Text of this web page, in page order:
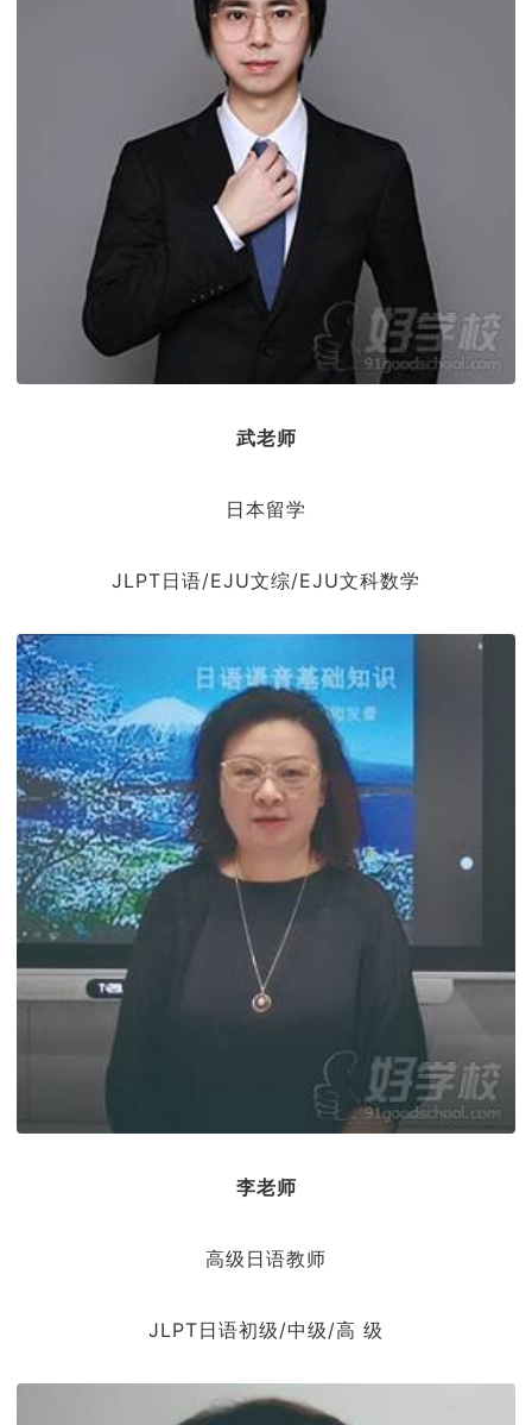
武老师
日本留学
JLPT日语/EJU文综/EJU文科数学
李老师
高级日语教师
JLPT日语初级/中级/高 级